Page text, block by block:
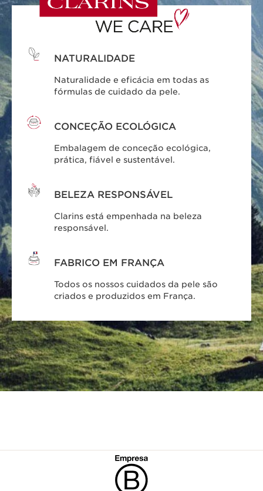
NATURALIDADE
Naturalidade e eficácia em todas as
fórmulas de cuidado da pele.
CONCEÇÃO ECOLÓGICA
Embalagem de conceção ecológica,
prática, fiável e sustentável.
BELEZA RESPONSÁVEL
Clarins está empenhada na beleza
responsável.
FABRICO EM FRANÇA
Todos os nossos cuidados da pele são
criados e produzidos em França.